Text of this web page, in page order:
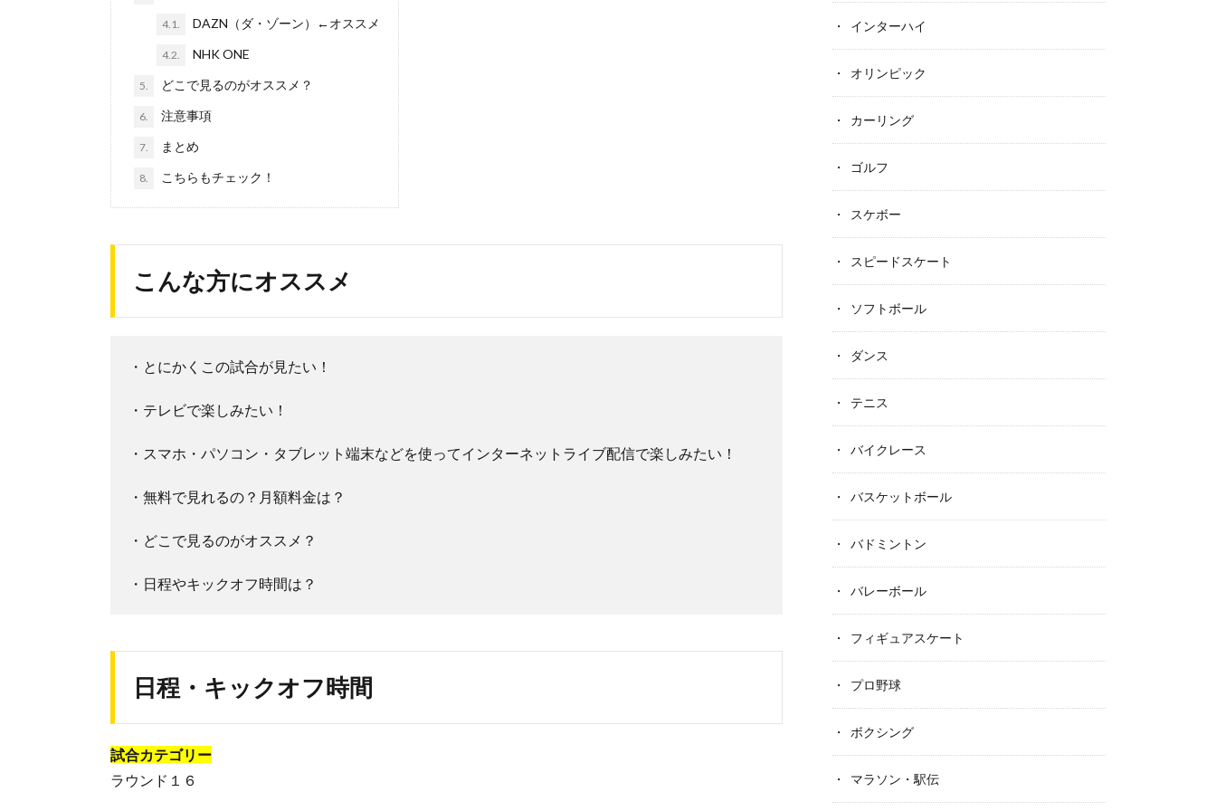
4.1. DAZN（ダ・ゾーン）←オススメ
4.2. NHK ONE
5. どこで見るのがオススメ？
6. 注意事項
7. まとめ
8. こちらもチェック！
こんな方にオススメ
・とにかくこの試合が見たい！
・テレビで楽しみたい！
・スマホ・パソコン・タブレット端末などを使ってインターネットライブ配信で楽しみたい！
・無料で見れるの？月額料金は？
・どこで見るのがオススメ？
・日程やキックオフ時間は？
日程・キックオフ時間
試合カテゴリー
ラウンド１６
インターハイ
オリンピック
カーリング
ゴルフ
スケボー
スピードスケート
ソフトボール
ダンス
テニス
バイクレース
バスケットボール
バドミントン
バレーボール
フィギュアスケート
プロ野球
ボクシング
マラソン・駅伝